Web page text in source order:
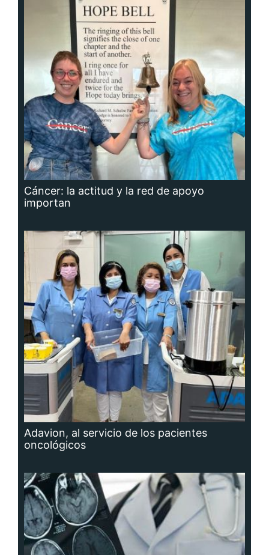
Cáncer: la actitud y la red de apoyo
importan
Adavion, al servicio de los pacientes
oncológicos